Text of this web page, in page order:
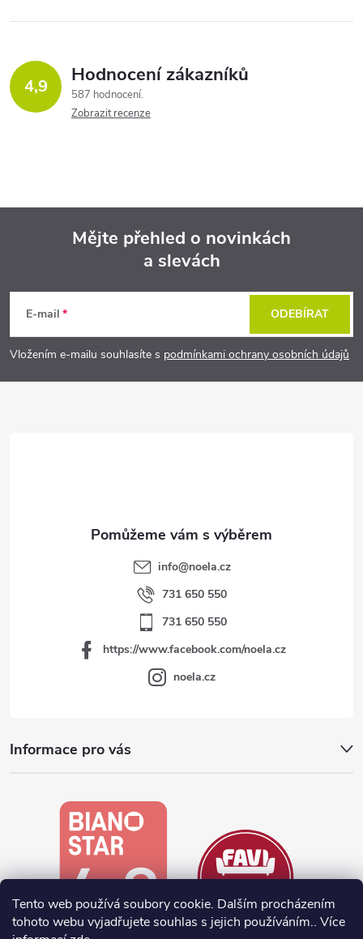
Tento web používá soubory cookie. Dalším procházením
tohoto webu vyjadřujete souhlas s jejich používáním.. Více
4,9 Hodnocení zákazníků
587 hodnocení
Zobrazit recenze
p
a
Mějte přehled o novinkách
a slevách
E-mail
Vložením e-mailu souhlasíte s podmínkami ochrany osobních údajů
ODEBÍRAT
Informace pro vás
info@noela.cz
731 650 550
731 650 550
https://www.facebook.com/noela.cz
noela.cz